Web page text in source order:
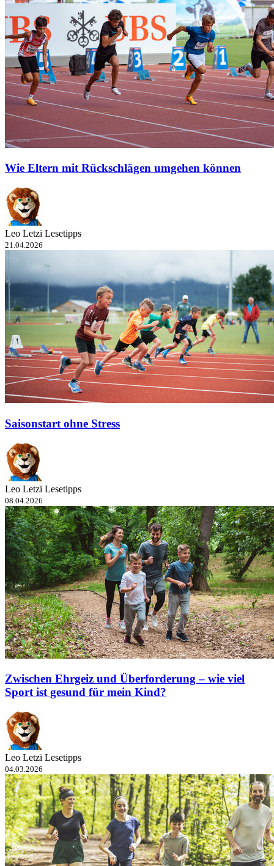
Wie Eltern mit Rückschlägen umgehen können
Leo Letzi Lesetipps
21.04.2026
Saisonstart ohne Stress
Leo Letzi Lesetipps
08.04.2026
Zwischen Ehrgeiz und Überforderung – wie viel
Sport ist gesund für mein Kind?
Leo Letzi Lesetipps
04.03.2026